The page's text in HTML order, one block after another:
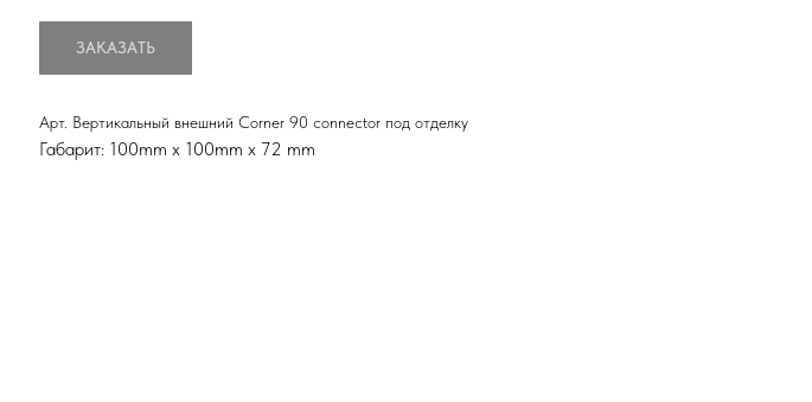
ЗАКАЗАТЬ
Арт. Вертикальный внешний Corner 90 connector под отделку
Габарит: 100mm x 100mm х 72 mm